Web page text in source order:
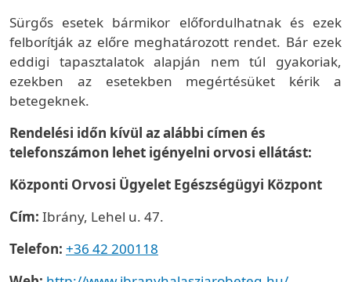
Sürgős esetek bármikor előfordulhatnak és ezek
felborítják az előre meghatározott rendet. Bár ezek
eddigi tapasztalatok alapján nem túl gyakoriak,
ezekben az esetekben megértésüket kérik a
betegeknek.
Rendelési időn kívül az alábbi címen és
telefonszámon lehet igényelni orvosi ellátást:
Központi Orvosi Ügyelet Egészségügyi Központ
Cím: Ibrány, Lehel u. 47.
Telefon: +36 42 200118